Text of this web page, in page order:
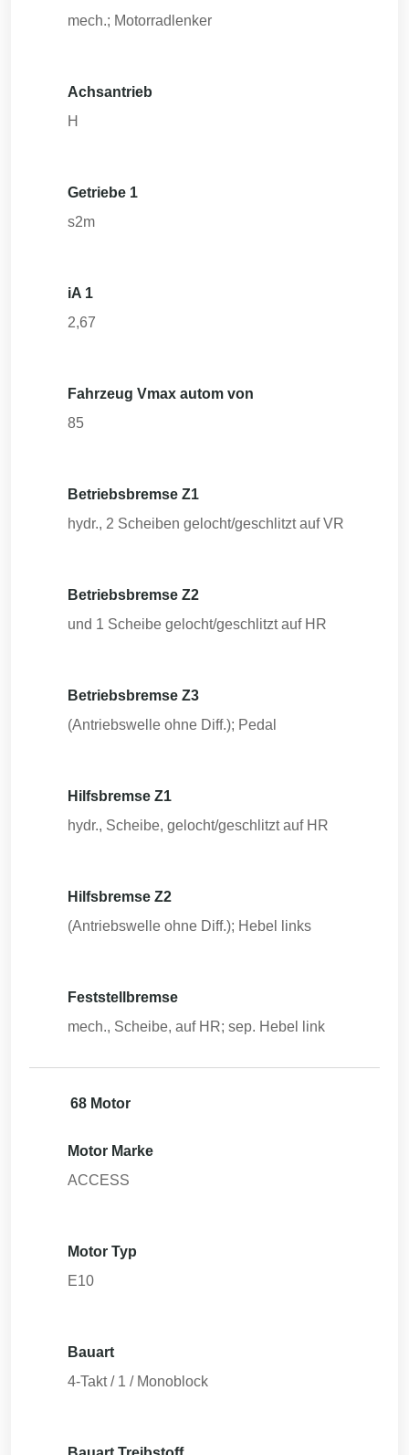
mech.; Motorradlenker
Achsantrieb
H
Getriebe 1
s2m
iA 1
2,67
Fahrzeug Vmax autom von
85
Betriebsbremse Z1
hydr., 2 Scheiben gelocht/geschlitzt auf VR
Betriebsbremse Z2
und 1 Scheibe gelocht/geschlitzt auf HR
Betriebsbremse Z3
(Antriebswelle ohne Diff.); Pedal
Hilfsbremse Z1
hydr., Scheibe, gelocht/geschlitzt auf HR
Hilfsbremse Z2
(Antriebswelle ohne Diff.); Hebel links
Feststellbremse
mech., Scheibe, auf HR; sep. Hebel link
68 Motor
Motor Marke
ACCESS
Motor Typ
E10
Bauart
4-Takt / 1 / Monoblock